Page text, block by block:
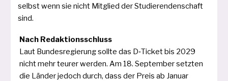
selbst wenn sie nicht Mitglied der Studierendenschaft
sind.
Nach Redaktionsschluss
Laut Bundesregierung soll­te das D‑Ticket bis 2029
nicht mehr teu­rer wer­den. Am 18. September setz­ten
die Länder jedoch durch, dass der Preis ab Januar